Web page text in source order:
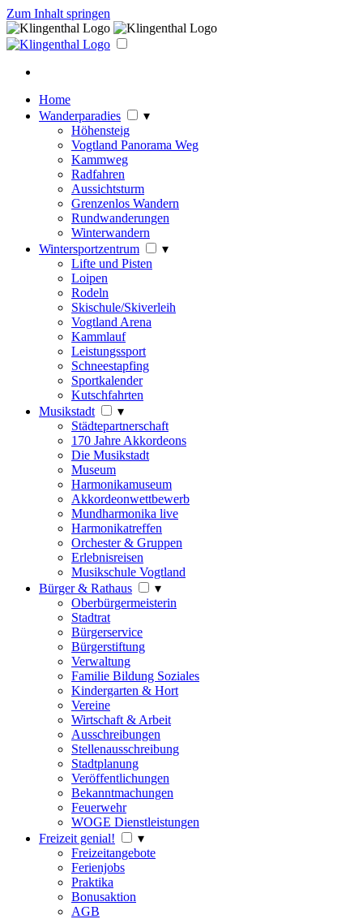
Zum Inhalt springen
Home
Wanderparadies
▾
Höhensteig
Vogtland Panorama Weg
Kammweg
Radfahren
Aussichtsturm
Grenzenlos Wandern
Rundwanderungen
Winterwandern
Wintersportzentrum
▾
Lifte und Pisten
Loipen
Rodeln
Skischule/Skiverleih
Vogtland Arena
Kammlauf
Leistungssport
Schneestapfing
Sportkalender
Kutschfahrten
Musikstadt
▾
Städtepartnerschaft
170 Jahre Akkordeons
Die Musikstadt
Museum
Harmonikamuseum
Akkordeonwettbewerb
Mundharmonika live
Harmonikatreffen
Orchester & Gruppen
Erlebnisreisen
Musikschule Vogtland
Bürger & Rathaus
▾
Oberbürgermeisterin
Stadtrat
Bürgerservice
Bürgerstiftung
Verwaltung
Familie Bildung Soziales
Kindergarten & Hort
Vereine
Wirtschaft & Arbeit
Ausschreibungen
Stellenausschreibung
Stadtplanung
Veröffentlichungen
Bekanntmachungen
Feuerwehr
WOGE Dienstleistungen
Freizeit genial!
▾
Freizeitangebote
Ferienjobs
Praktika
Bonusaktion
AGB